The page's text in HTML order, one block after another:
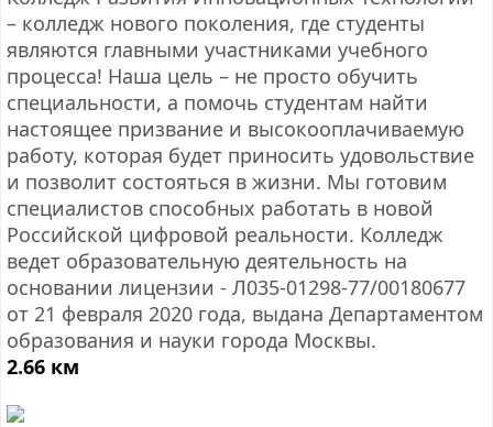
– колледж нового поколения, где студенты
являются главными участниками учебного
процесса! Наша цель – не просто обучить
специальности, а помочь студентам найти
настоящее призвание и высокооплачиваемую
работу, которая будет приносить удовольствие
и позволит состояться в жизни. Мы готовим
специалистов способных работать в новой
Российской цифровой реальности. Колледж
ведет образовательную деятельность на
основании лицензии - Л035-01298-77/00180677
от 21 февраля 2020 года, выдана Департаментом
образования и науки города Москвы.
2.66 км